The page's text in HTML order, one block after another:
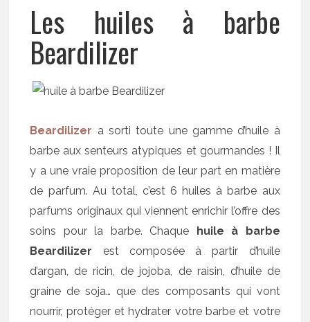
Les huiles à barbe
Beardilizer
Beardilizer a sorti toute une gamme d’huile à
barbe aux senteurs atypiques et gourmandes ! Il
y a une vraie proposition de leur part en matière
de parfum. Au total, c’est 6 huiles à barbe aux
parfums originaux qui viennent enrichir l’offre des
soins pour la barbe. Chaque
huile à barbe
Beardilizer est composée à partir d’huile
d’argan, de ricin, de jojoba, de raisin, d’huile de
graine de soja… que des composants qui vont
nourrir, protéger et hydrater votre barbe et votre